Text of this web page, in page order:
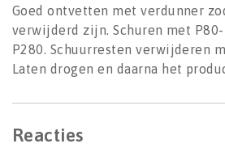
Goed ontvetten met verdunner
verwijderd zijn. Schuren met
P280. Schuurresten verwijderen
Laten drogen en daarna het
Reacties